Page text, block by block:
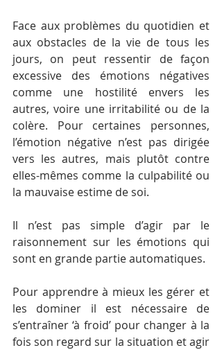
Face aux problèmes du quotidien et
aux obstacles de la vie de tous les
jours, on peut ressentir de façon
excessive des émotions négatives
comme une hostilité envers les
autres, voire une irritabilité ou de la
colère. Pour certaines personnes,
l’émotion négative n’est pas dirigée
vers les autres, mais plutôt contre
elles-mêmes comme la culpabilité ou
la mauvaise estime de soi.
Il n’est pas simple d’agir par le
raisonnement sur les émotions qui
sont en grande partie automatiques.
Pour apprendre à mieux les gérer et
les dominer il est nécessaire de
s’entraîner ‘à froid’ pour changer à la
fois son regard sur la situation et agir